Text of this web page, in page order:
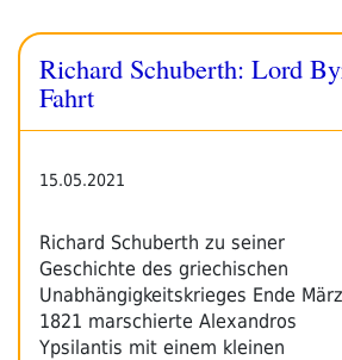
Buchmesse
2021
–
Richard Schuberth: Lord
Fahrt
15.05.2021
Richard Schuberth zu seiner
Geschichte des griechischen
Unabhängigkeitskrieges Ende März
1821 marschierte Alexandros
Ypsilantis mit einem kleinen